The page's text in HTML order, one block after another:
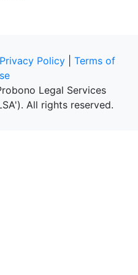
Privacy Policy
Terms of
Legal Services
All rights reserved.